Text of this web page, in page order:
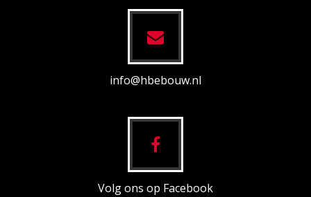
info@hbebouw.nl
Volg ons op Facebook